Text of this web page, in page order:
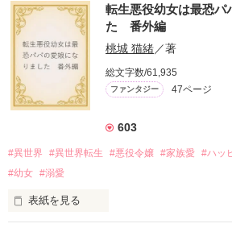
転生悪役幼女は最恐パ
た 番外編
桃城 猫緒／著
総文字数/61,935
ファンタジー 47ページ
603
#異世界 #異世界転生 #悪役令嬢 #家族愛 #ハッ
#幼女 #溺愛
表紙を見る